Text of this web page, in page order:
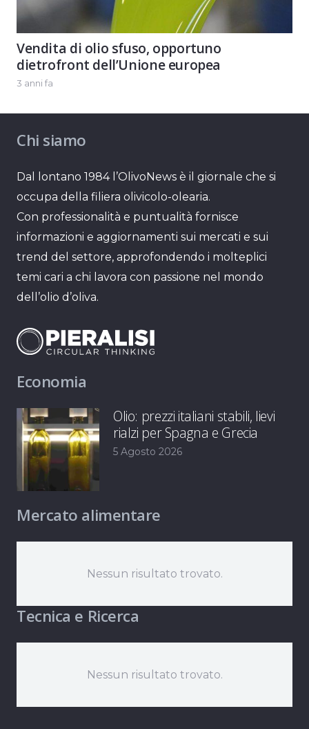
Vendita di olio sfuso, opportuno
dietrofront dell’Unione europea
3 anni fa
Chi siamo
Dal lontano 1984 l’OlivoNews è il giornale che si
occupa della filiera olivicolo-olearia.
Con professionalità e puntualità fornisce
informazioni e aggiornamenti sui mercati e sui
trend del settore, approfondendo i molteplici
temi cari a chi lavora con passione nel mondo
dell’olio d’oliva.
Economia
Olio: prezzi italiani stabili, lievi
rialzi per Spagna e Grecia
5 Agosto 2026
Mercato alimentare
Nessun risultato trovato.
Tecnica e Ricerca
Nessun risultato trovato.